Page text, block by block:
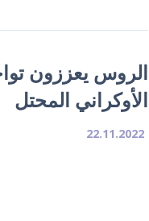
الروس يعززون
الأوكراني المحتل
22.11.2022